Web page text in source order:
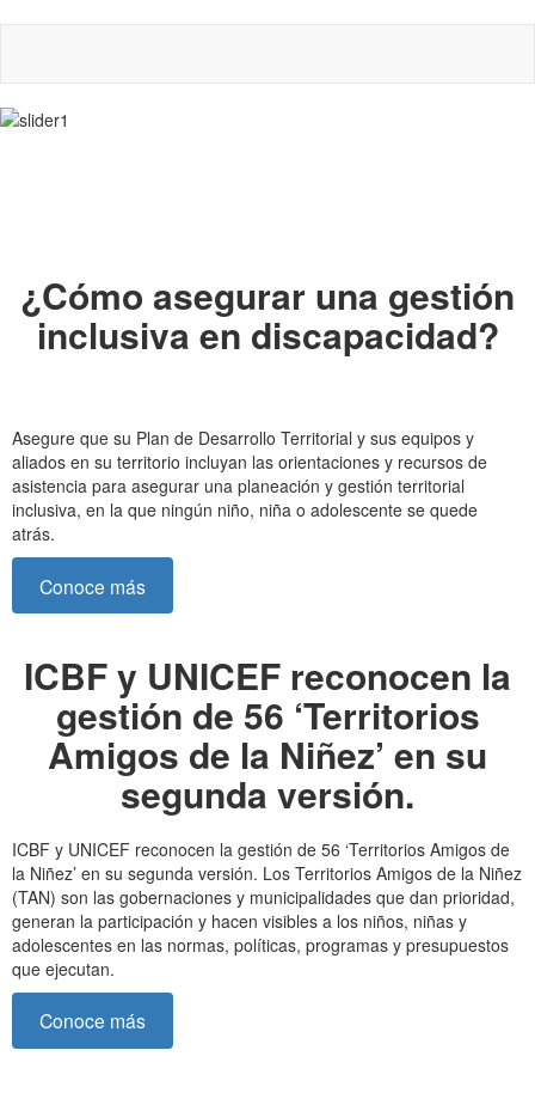
contenido
principal
¿Cómo asegurar una gestión
inclusiva en discapacidad?
Asegure que su Plan de Desarrollo Territorial y sus equipos y
aliados en su territorio incluyan las orientaciones y recursos de
asistencia para asegurar una planeación y gestión territorial
inclusiva, en la que ningún niño, niña o adolescente se quede
atrás.
Conoce más
ICBF y UNICEF reconocen la
gestión de 56 ‘Territorios
Amigos de la Niñez’ en su
segunda versión.
ICBF y UNICEF reconocen la gestión de 56 ‘Territorios Amigos de
la Niñez’ en su segunda versión. Los Territorios Amigos de la Niñez
(TAN) son las gobernaciones y municipalidades que dan prioridad,
generan la participación y hacen visibles a los niños, niñas y
adolescentes en las normas, políticas, programas y presupuestos
que ejecutan.
Conoce más